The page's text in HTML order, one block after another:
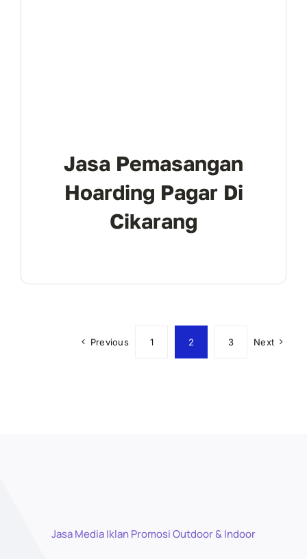
Jasa Pemasangan
Hoarding Pagar Di
Cikarang
Previous 1 2 3 Next
Jasa Media Iklan Promosi Outdoor & Indoor